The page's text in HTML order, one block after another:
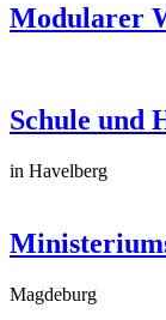
Modularer
Schule und
in Havelberg
Magdeburg